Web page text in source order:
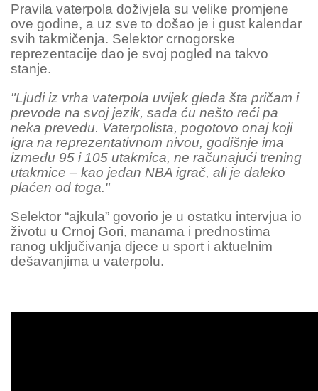
Pravila vaterpola doživjela su velike promjene
ove godine, a uz sve to došao je i gust kalendar
svih takmičenja. Selektor crnogorske
reprezentacije dao je svoj pogled na takvo
stanje.
"Ljudi iz vrha vaterpola uvijek gleda šta pričam i
prevode na svoj jezik, sada ću nešto reći pa
neka prevedu. Vaterpolista, pogotovo onaj koji
igra na reprezentativnom nivou, godišnje ima
između 95 i 105 utakmica, ne računajući trening
utakmice – kao jedan NBA igrač, ali je daleko
plaćen od toga."
Selektor “ajkula” govorio je u ostatku intervjua io
životu u Crnoj Gori, manama i prednostima
ranog uključivanja djece u sport i aktuelnim
dešavanjima u vaterpolu.